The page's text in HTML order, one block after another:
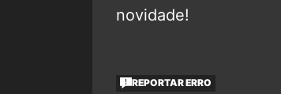
novidade!
REPORTAR ERRO